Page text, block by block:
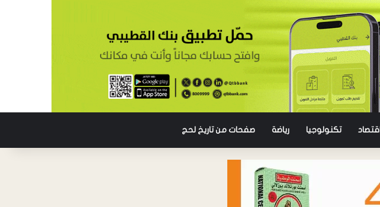
اقتصاد تكنولوجيا رياضة صفحات من تاريخ لحج